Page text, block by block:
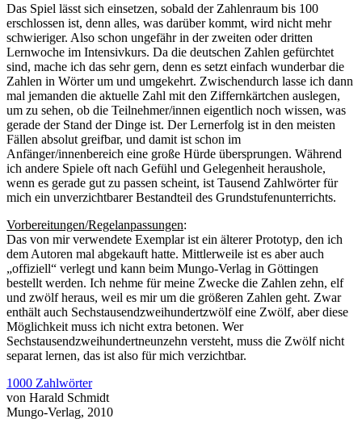
Das Spiel lässt sich einsetzen, sobald der Zahlenraum bis 100
erschlossen ist, denn alles, was darüber kommt, wird nicht mehr
schwieriger. Also schon ungefähr in der zweiten oder dritten
Lernwoche im Intensivkurs. Da die deutschen Zahlen gefürchtet
sind, mache ich das sehr gern, denn es setzt einfach wunderbar die
Zahlen in Wörter um und umgekehrt. Zwischendurch lasse ich dann
mal jemanden die aktuelle Zahl mit den Ziffernkärtchen auslegen,
um zu sehen, ob die Teilnehmer/innen eigentlich noch wissen, was
gerade der Stand der Dinge ist. Der Lernerfolg ist in den meisten
Fällen absolut greifbar, und damit ist schon im
Anfänger/innenbereich eine große Hürde übersprungen. Während
ich andere Spiele oft nach Gefühl und Gelegenheit heraushole,
wenn es gerade gut zu passen scheint, ist Tausend Zahlwörter für
mich ein unverzichtbarer Bestandteil des Grundstufenunterrichts.
Vorbereitungen/Regelanpassungen:
Das von mir verwendete Exemplar ist ein älterer Prototyp, den ich
dem Autoren mal abgekauft hatte. Mittlerweile ist es aber auch
„offiziell“ verlegt und kann beim Mungo-Verlag in Göttingen
bestellt werden. Ich nehme für meine Zwecke die Zahlen zehn, elf
und zwölf heraus, weil es mir um die größeren Zahlen geht. Zwar
enthält auch Sechstausendzweihundertzwölf eine Zwölf, aber diese
Möglichkeit muss ich nicht extra betonen. Wer
Sechstausendzweihundertneunzehn versteht, muss die Zwölf nicht
separat lernen, das ist also für mich verzichtbar.
1000 Zahlwörter
von Harald Schmidt
Mungo-Verlag, 2010